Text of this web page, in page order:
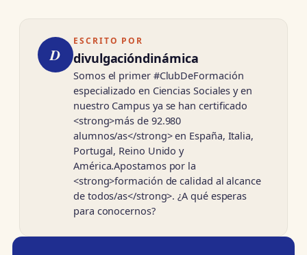
D
ESCRITO POR
divulgacióndinámica
Somos el primer #ClubDeFormación
especializado en Ciencias Sociales y en
nuestro Campus ya se han certificado
<strong>más de 92.980
alumnos/as</strong> en España, Italia,
Portugal, Reino Unido y
América.Apostamos por la
<strong>formación de calidad al alcance
de todos/as</strong>. ¿A qué esperas
para conocernos?